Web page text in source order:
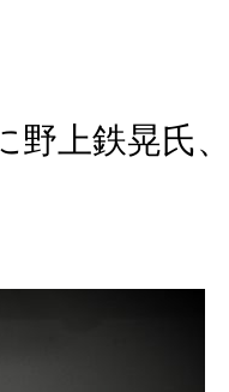
野上鉄晃氏